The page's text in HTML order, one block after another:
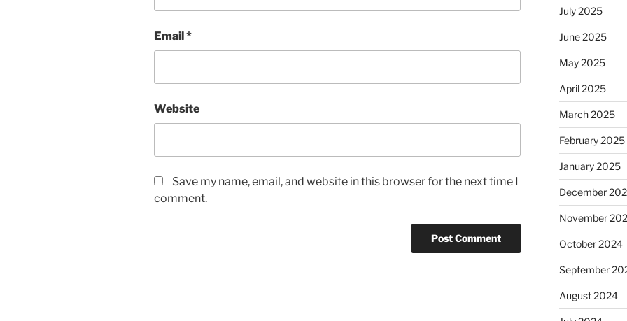
Email*
Website
Save my name, email, and website in this browser for the next time I
comment.
July 2025
June 2025
May 2025
April 2025
March 2025
February 2025
January 2025
December
November
October 2024
September
August 2024